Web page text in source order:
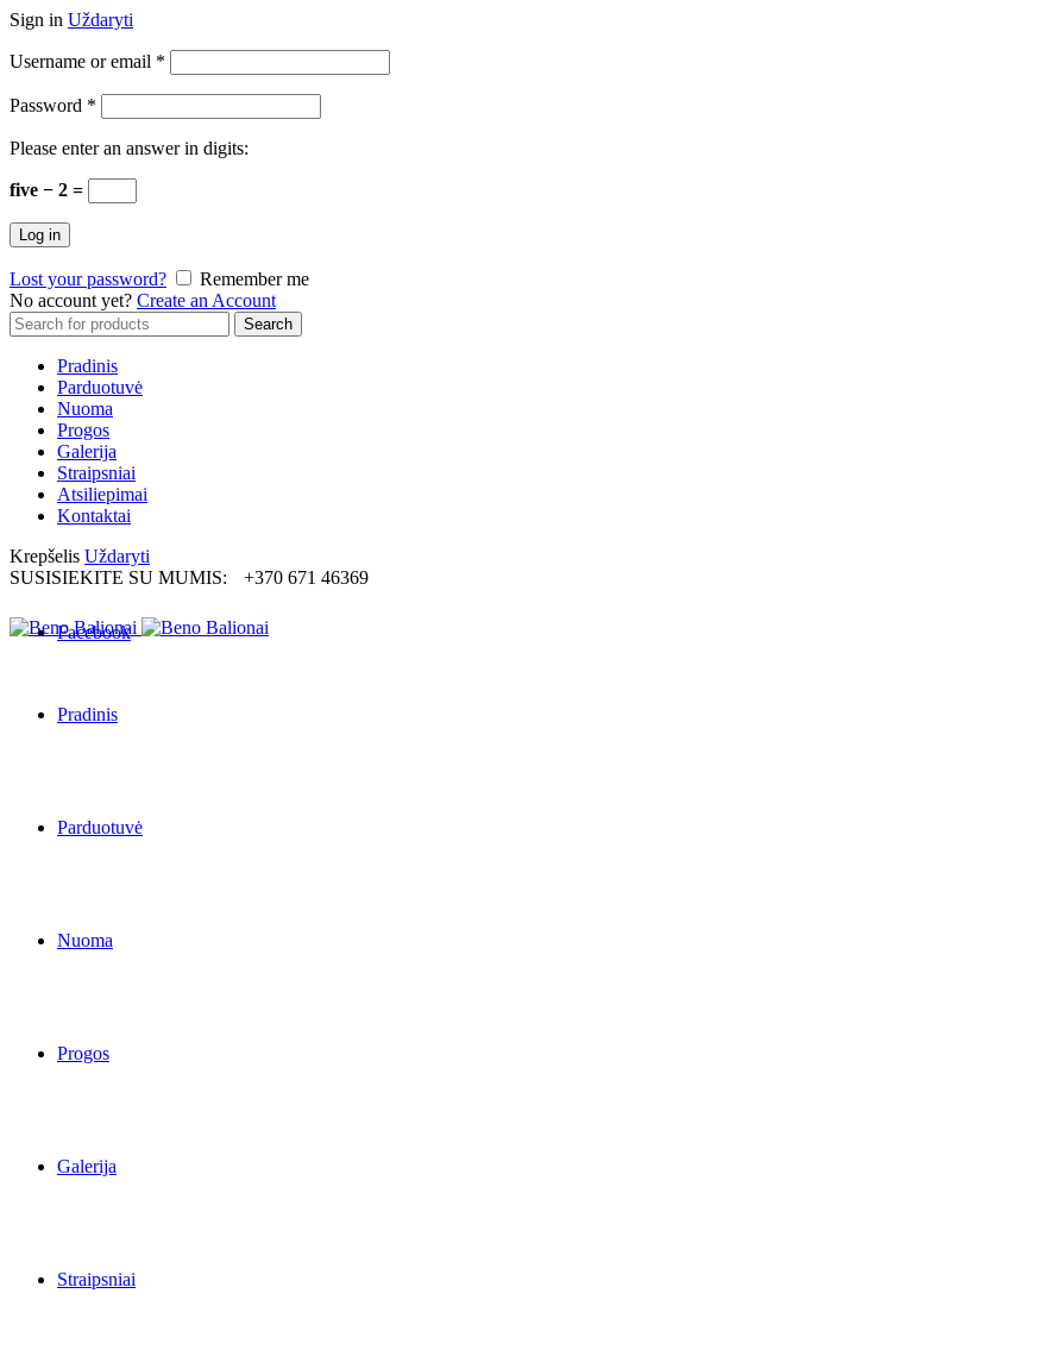
Sign in Uždaryti
Username or email *
Password *
Please enter an answer in digits:
five − 2 =
Log in
Lost your password?
Remember me
No account yet? Create an Account
Search
for:
Search
Pradinis
Parduotuvė
Nuoma
Progos
Galerija
Straipsniai
Atsiliepimai
Kontaktai
Krepšelis Uždaryti
SUSISIEKITE SU MUMIS:
+370 671 46369
Facebook
Pradinis
Parduotuvė
Nuoma
Progos
Galerija
Straipsniai